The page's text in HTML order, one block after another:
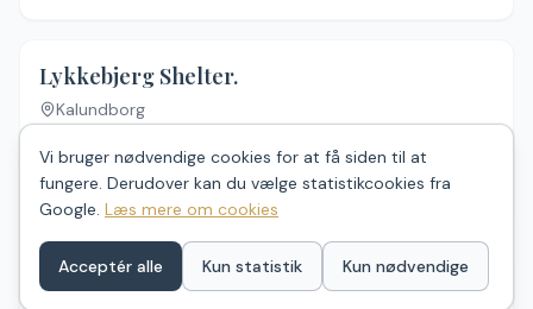
Vi bruger nødvendige cookies for at få siden til at
fungere. Derudover kan du vælge statistikcookies fra
Google. Læs mere om cookies
Acceptér alle Kun statistik Kun nødvendige
Ingen billeder
Lykkebjerg Shelter.
Kalundborg
Møllegårdens Trætophytter (Shelter og bålhytte)